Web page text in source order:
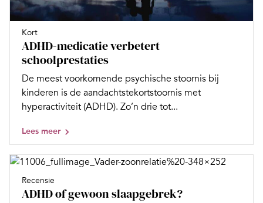
Kort
ADHD-medicatie verbetert
schoolprestaties
De meest voorkomende psychische stoornis bij
kinderen is de aandachtstekortstoornis met
hyperactiviteit (ADHD). Zo’n drie tot...
Lees meer
Recensie
ADHD of gewoon slaapgebrek?